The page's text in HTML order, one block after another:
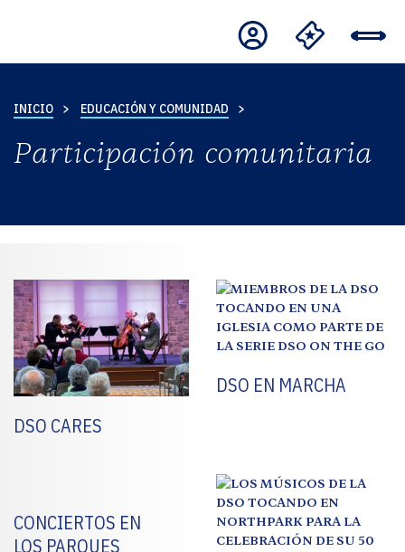
INICIO EDUCACIÓN Y COMUNIDAD
Participación comunitaria
DSO CARES
DSO EN MARCHA
CONCIERTOS EN
LOS PARQUES